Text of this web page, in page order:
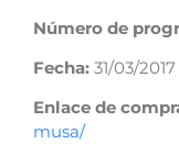
Número de
Fecha: 31/03/2017
Enlace de
musa/